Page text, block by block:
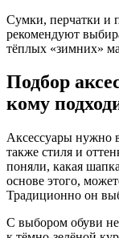
Сумки, перчатки и
рекомендуют
тёплых «зимних»
Подбор
кому
Аксессуары нужно
также стиля и
поняли, какая
основе этого,
Традиционно он
С выбором обуви